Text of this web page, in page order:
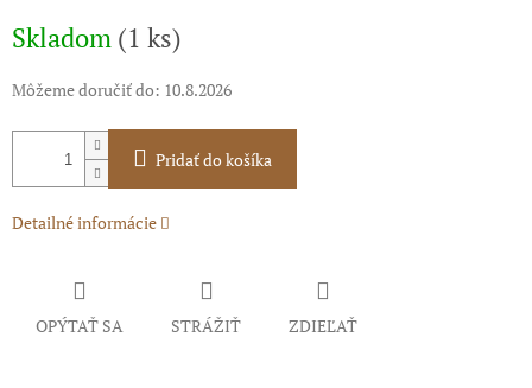
cena:
Skladom (1 ks)
Môžeme doručiť do: 10.8.2026
Pridať do košíka
Detailné informácie
OPÝTAŤ SA STRÁŽIŤ ZDIEĽAŤ